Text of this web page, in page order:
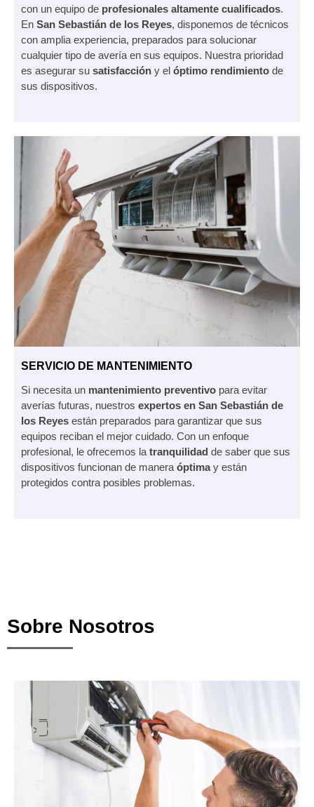
con un equipo de profesionales altamente cualificados.
En San Sebastián de los Reyes, disponemos de técnicos
con amplia experiencia, preparados para solucionar
cualquier tipo de avería en sus equipos. Nuestra prioridad
es asegurar su satisfacción y el óptimo rendimiento de
sus dispositivos.
SERVICIO DE MANTENIMIENTO
Si necesita un mantenimiento preventivo para evitar
averías futuras, nuestros expertos en San Sebastián de
los Reyes están preparados para garantizar que sus
equipos reciban el mejor cuidado. Con un enfoque
profesional, le ofrecemos la tranquilidad de saber que sus
dispositivos funcionan de manera óptimay están
protegidos contra posibles problemas.
Sobre Nosotros